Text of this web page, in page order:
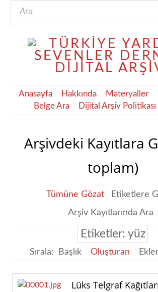
Anasayfa Hakkında Materyaller
Belge Ara
Dijital Arşiv Politikası
Arşivdeki Kayıtlara
toplam)
Tümüne Gözat
Etiketlere
Arşiv Kayıtlarında Ara
Etiketler: yüz
Sırala: Başlık Oluşturan
Lüks Telgraf Kağıtları